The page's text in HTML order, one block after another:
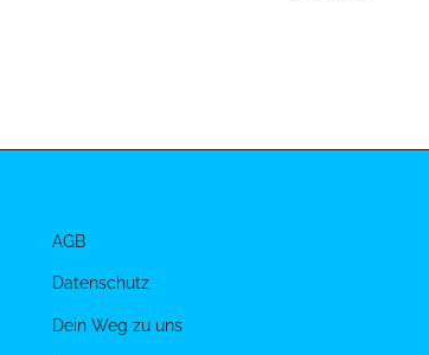
AGB
Datenschutz
Dein Weg zu uns